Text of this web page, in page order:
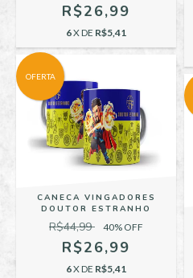
R$26,99
6X DE R$5,41
OFERTA
CANECA VINGADORES
DOUTOR ESTRANHO
R$44,99 40% OFF
R$26,99
6X DE R$5,41